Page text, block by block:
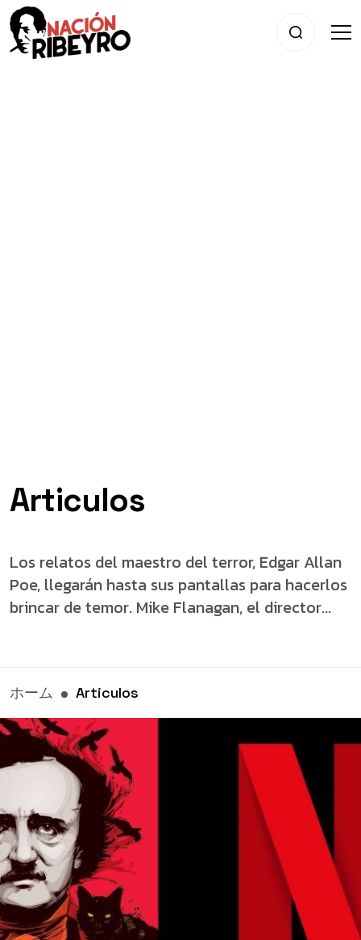
Articulos
Los relatos del maestro del terror, Edgar Allan
Poe, llegarán hasta sus pantallas para hacerlos
brincar de temor. Mike Flanagan, el director...
ホーム Articulos